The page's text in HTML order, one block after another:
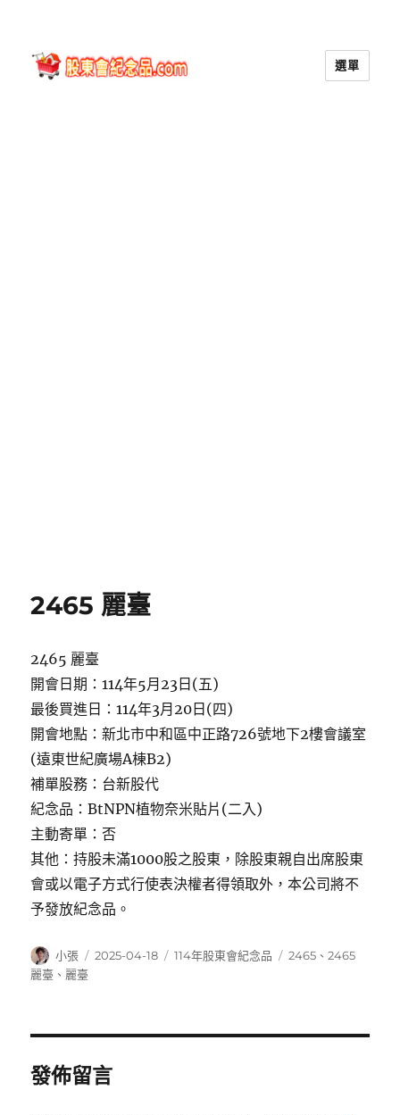
選單
2465 麗臺
2465 麗臺
開會日期：114年5月23日(五)
最後買進日：114年3月20日(四)
開會地點：新北市中和區中正路726號地下2樓會議室
(遠東世紀廣場A棟B2)
補單股務：台新股代
紀念品：BtNPN植物奈米貼片(二入)
主動寄單：否
其他：持股未滿1000股之股東，除股東親自出席股東
會或以電子方式行使表決權者得領取外，本公司將不
予發放紀念品。
作
者
小張
發
2025-04-18
分
114年股東會紀念品
標
2465 、2465
麗臺 、 麗臺
發佈留言